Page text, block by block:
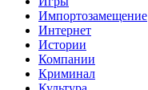
Импортозамещение
Интернет
Истории
Компании
Криминал